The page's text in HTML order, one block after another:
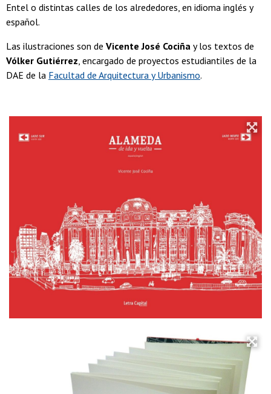
Entel o distintas calles de los alrededores, en idioma inglés y
español.
Las ilustraciones son de Vicente José Cociña y los textos de
Vólker Gutiérrez, encargado de proyectos estudiantiles de la
DAE de la Facultad de Arquitectura y Urbanismo.